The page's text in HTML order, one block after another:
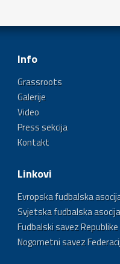
Info
Grassroots
Galerije
Video
Press sekcija
Kontakt
Linkovi
Evropska fudbalska
Svjetska fudbalska
Fudbalski savez
Nogometni savez